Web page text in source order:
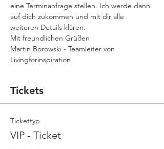
eine Terminanfrage stellen. Ich werde dann
auf dich zukommen und mit dir alle
weiteren Details klären.
Mit freundlichen Grüßen
Martin Borowski - Teamleiter von
Livingforinspiration
Tickets
Tickettyp
VIP - Ticket